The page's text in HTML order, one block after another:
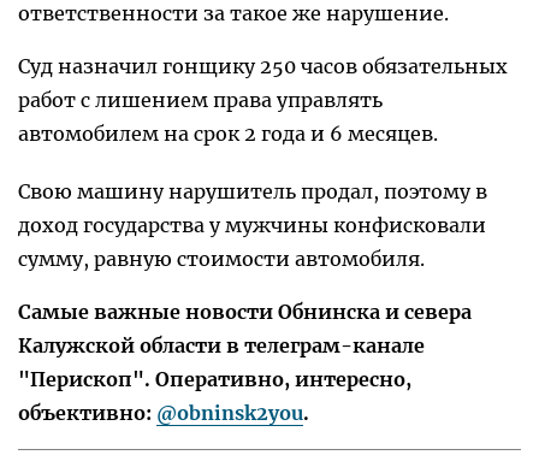
ответственности за такое же нарушение.
Суд назначил гонщику 250 часов обязательных
работ с лишением права управлять
автомобилем на срок 2 года и 6 месяцев.
Свою машину нарушитель продал, поэтому в
доход государства у мужчины конфисковали
сумму, равную стоимости автомобиля.
Самые важные новости Обнинска и севера
Калужской области в телеграм-канале
"Перископ". Оперативно, интересно,
объективно: @obninsk2you.